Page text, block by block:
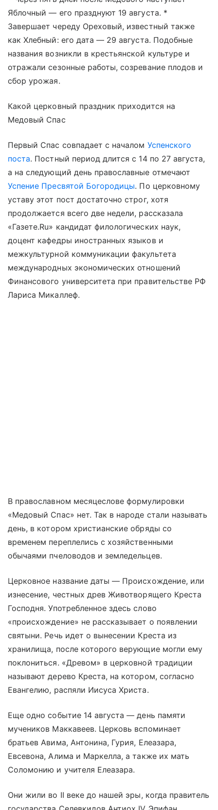
Яблочный — его празднуют 19 августа. *
Завершает череду Ореховый, известный также
как Хлебный: его дата — 29 августа. Подобные
названия возникли в крестьянской культуре и
отражали сезонные работы, созревание плодов и
сбор урожая.
Какой церковный праздник приходится на
Медовый Спас
Первый Спас совпадает с началом Успенского
поста. Постный период длится с 14 по 27 августа,
а на следующий день православные отмечают
Успение Пресвятой Богородицы. По церковному
уставу этот пост достаточно строг, хотя
продолжается всего две недели, рассказала
«Газете.Ru» кандидат филологических наук,
доцент кафедры иностранных языков и
межкультурной коммуникации факультета
международных экономических отношений
Финансового университета при правительстве РФ
Лариса Микаллеф.
В православном месяцеслове формулировки
«Медовый Спас» нет. Так в народе стали называть
день, в котором христианские обряды со
временем переплелись с хозяйственными
обычаями пчеловодов и земледельцев.
Церковное название даты — Происхождение, или
изнесение, честных древ Животворящего Креста
Господня. Употребленное здесь слово
«происхождение» не рассказывает о появлении
святыни. Речь идет о вынесении Креста из
хранилища, после которого верующие могли ему
поклониться. «Древом» в церковной традиции
называют дерево Креста, на котором, согласно
Евангелию, распяли Иисуса Христа.
Еще одно событие 14 августа — день памяти
мучеников Маккавеев. Церковь вспоминает
братьев Авима, Антонина, Гурия, Елеазара,
Евсевона, Алима и Маркелла, а также их мать
Соломонию и учителя Елеазара.
Они жили во II веке до нашей эры, когда правитель